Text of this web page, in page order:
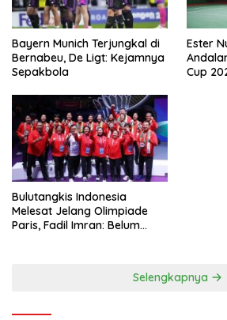
Bayern Munich Terjungkal di
Bernabeu, De Ligt: Kejamnya
Sepakbola
Ester
Cup
Bulutangkis Indonesia
Melesat Jelang Olimpiade
Paris, Fadil Imran: Belum
Selengkapnya